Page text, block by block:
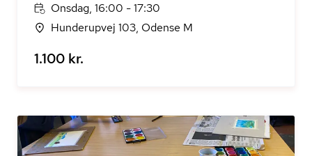
Onsdag, 16:00 - 17:30
Hunderupvej 103, Odense M
1.100 kr.